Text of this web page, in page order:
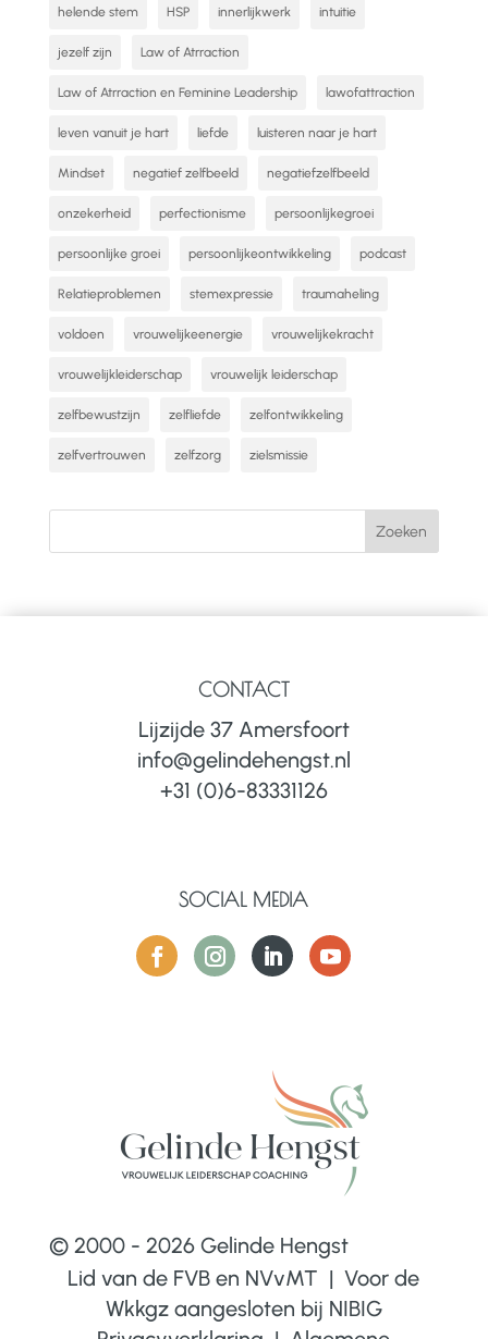
helende stem HSP innerlijkwerk intuitie
jezelf zijn Law of Atrraction
Law of Atrraction en Feminine Leadership lawofattraction
leven vanuit je hart liefde luisteren naar je hart
Mindset negatief zelfbeeld negatiefzelfbeeld
onzekerheid perfectionisme persoonlijkegroei
persoonlijke groei persoonlijkeontwikkeling podcast
Relatieproblemen stemexpressie traumaheling
voldoen vrouwelijkeenergie vrouwelijkekracht
vrouwelijkleiderschap vrouwelijk leiderschap
zelfbewustzijn zelfliefde zelfontwikkeling
zelfvertrouwen zelfzorg zielsmissie
CONTACT
Lijzijde 37 Amersfoort
info@gelindehengst.nl
+31 (0)6-83331126
SOCIAL MEDIA
© 2000 - 2026 Gelinde Hengst
Lid van de FVB en NVvMT | Voor de
Wkkgz aangesloten bij NIBIG